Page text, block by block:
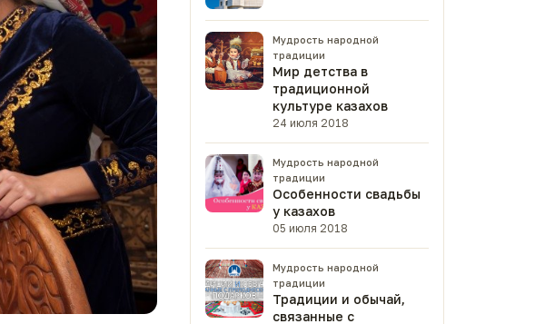
Мудрость народной
традиции
Мир детства в
традиционной
культуре казахов
24 июля 2018
Мудрость народной
традиции
Особенности свадьбы
у казахов
05 июля 2018
Мудрость народной
традиции
Традиции и обычай,
связанные с